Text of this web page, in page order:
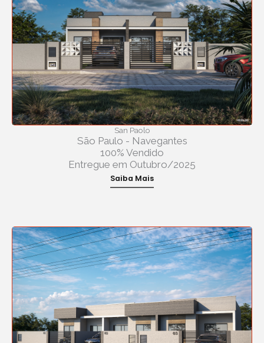
San Paolo
São Paulo - Navegantes
100% Vendido
Entregue em Outubro/2025
Saiba Mais